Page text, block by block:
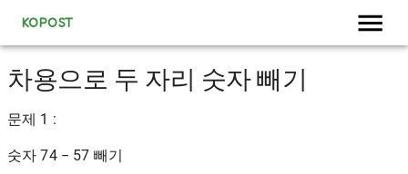
KOPOST
차용으로 두 자리 숫자 빼기
문제 1 :
숫자 74 − 57 빼기